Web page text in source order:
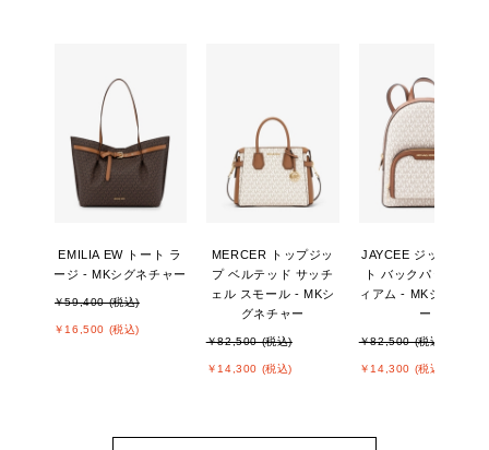
EMILIA EW トート ラ
ージ - MKシグネチャー
￥59,400 (税込)
￥16,500 (税込)
MERCER トップジッ
プ ベルテッド サッチ
ェル スモール - MKシ
グネチャー
￥82,500 (税込)
￥14,300 (税込)
JAYCEE ジップポケッ
ト バックパック ミデ
ィアム - MKシグネチ
ー
￥82,500 (税込)
￥14,300 (税込)